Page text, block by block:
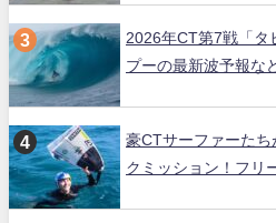
2026年CT第7戦「タ
プーの最新波予報な
豪CTサーファーた
クミッション！フリ